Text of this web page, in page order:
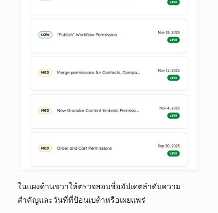
ในแผงด้านขวาให้ตรวจสอบชื่ออัปเดตลำดับความ
สำคัญและวันที่ที่ป้อนเบต้าหรือเผยแพร่